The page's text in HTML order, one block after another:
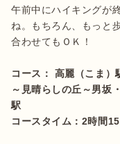
午前中にハイキングが
ね。もちろん、もっと
合わせてもＯＫ！
コース： 高麗（こま）
～見晴らしの丘～男坂
駅
コースタイム：2時間